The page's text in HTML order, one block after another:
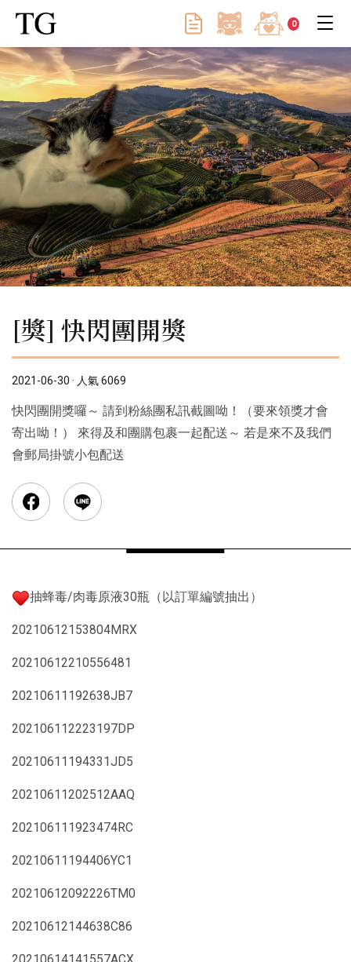
0
[獎] 快閃團開獎
2021-06-30 · 人氣 6069
快閃團開獎囉～ 請到粉絲團私訊截圖呦！（要來領獎才會
寄出呦！） 來得及和團購包裹一起配送～ 若是來不及我們
會郵局掛號小包配送
抽蜂毒/肉毒原液30瓶（以訂單編號抽出）
20210612153804MRX
20210612210556481
20210611192638JB7
202106112223197DP
20210611194331JD5
20210611202512AAQ
202106111923474RC
20210611194406YC1
20210612092226TM0
20210612144638C86